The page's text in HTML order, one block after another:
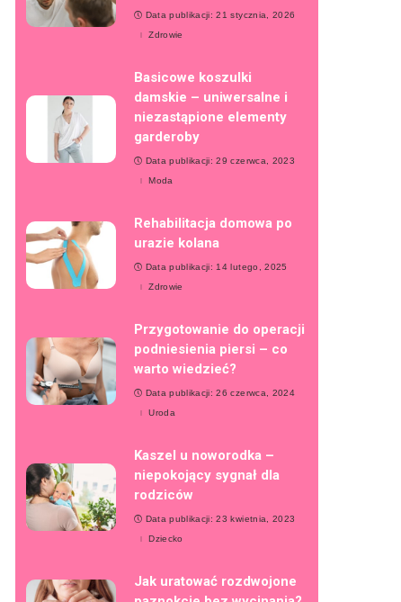
Data publikacji: 21 stycznia, 2026
Zdrowie
Basicowe koszulki
damskie – uniwersalne i
niezastąpione elementy
garderoby
Data publikacji: 29 czerwca, 2023
Moda
Rehabilitacja domowa po
urazie kolana
Data publikacji: 14 lutego, 2025
Zdrowie
Przygotowanie do operacji
podniesienia piersi – co
warto wiedzieć?
Data publikacji: 26 czerwca, 2024
Uroda
Kaszel u noworodka –
niepokojący sygnał dla
rodziców
Data publikacji: 23 kwietnia, 2023
Dziecko
Jak uratować rozdwojone